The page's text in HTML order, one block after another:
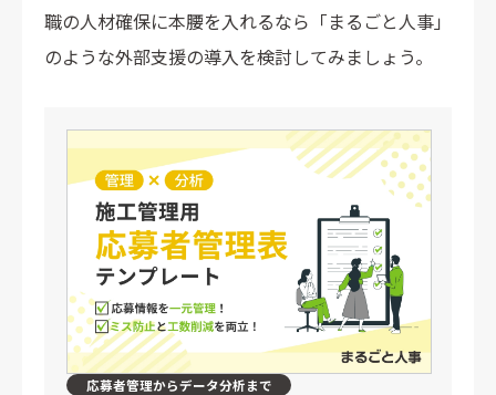
職の人材確保に本腰を入れるなら「まるごと人事」
のような外部支援の導入を検討してみましょう。
応募者管理からデータ分析まで